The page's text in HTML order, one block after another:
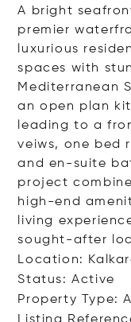
A bright
premier
luxurious
spaces with
Mediterranean
an open plan
leading to a
veiws, one bed
and en-suite
project
high-end
living
sought-after
Location:
Status: Active
Property Type: